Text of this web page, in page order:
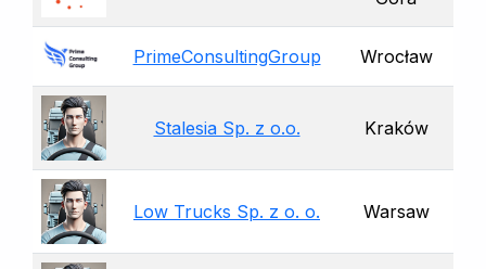
PrimeConsultingGroup Wrocław
Stalesia Sp. z o.o. Kraków
Low Trucks Sp. z o. o. Warsaw